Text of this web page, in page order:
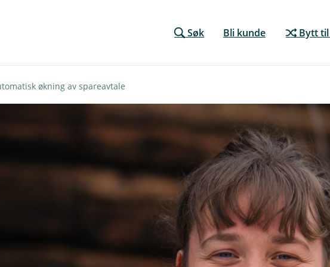
Søk Bli kunde Bytt
økning av spareavtale